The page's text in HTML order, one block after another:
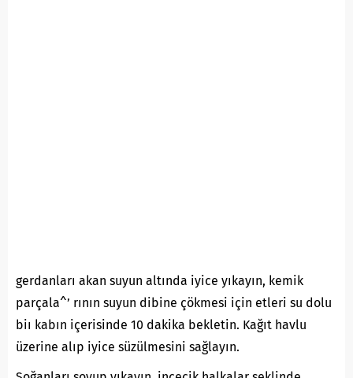
gerdanları akan suyun altında iyice yıkayın, kemik
parçala^’ rının suyun dibine çökmesi için etleri su dolu
biı kabın içerisinde 10 dakika bekletin. Kağıt havlu
üzerine alıp iyice süzülmesini sağlayın.